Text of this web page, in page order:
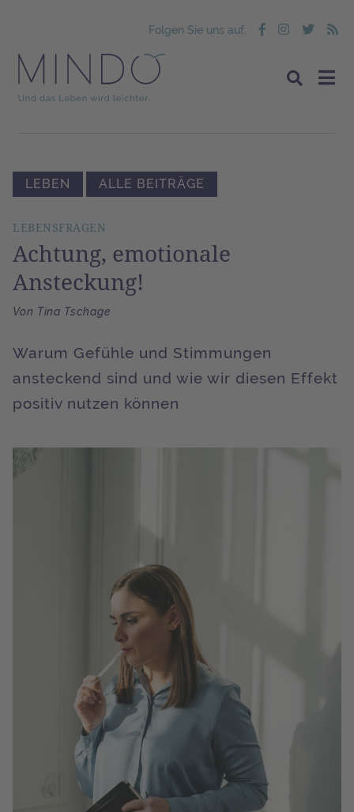
Folgen Sie uns auf:
LEBEN ALLE BEITRÄGE
LEBENSFRAGEN
Achtung, emotionale
Ansteckung!
Von Tina Tschage
Warum Gefühle und Stimmungen
ansteckend sind und wie wir diesen Effekt
positiv nutzen können